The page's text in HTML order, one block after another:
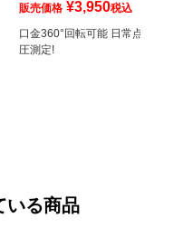
販売価格 ¥3,950税込
口金360°回転可能 日常点検に空
圧測定!
いる商品